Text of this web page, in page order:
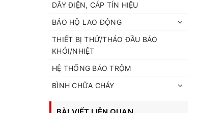
DÂY ĐIỆN, CÁP TÍN HIỆU
BẢO HỘ LAO ĐỘNG
THIẾT BỊ THỬ/THÁO ĐẦU BÁO
KHÓI/NHIỆT
HỆ THỐNG BÁO TRỘM
BÌNH CHỮA CHÁY